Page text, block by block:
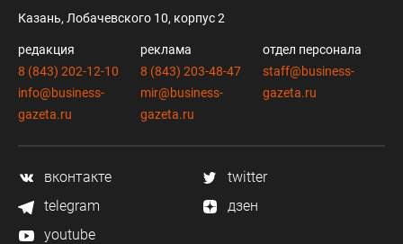
Казань, Лобачевского 10, корпус 2
редакция
8 (843) 202-12-10
info@business-
gazeta.ru
реклама
8 (843) 203-48-47
mir@business-
gazeta.ru
отдел персонала
staff@business-
gazeta.ru
вконтакте
twitter
telegram
дзен
youtube